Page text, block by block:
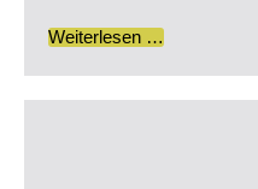
Weiterlesen …